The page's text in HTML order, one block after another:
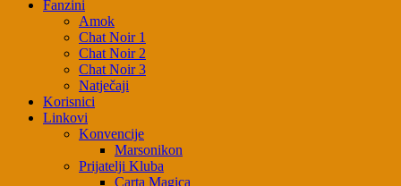
Fanzini
Amok
Chat Noir 1
Chat Noir 2
Chat Noir 3
Natječaji
Korisnici
Linkovi
Konvencije
Marsonikon
Prijatelji Kluba
Carta Magica